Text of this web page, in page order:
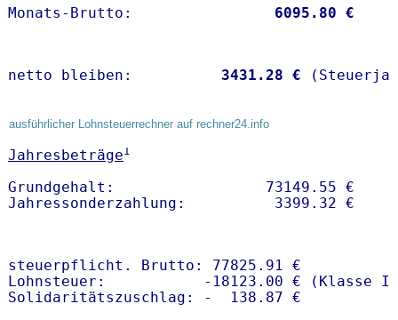
Monats-Brutto: 6095.80 €
netto bleiben: 3431.28 €
ausführlicher Lohnsteuerrechner auf rechner24.info
Jahresbeträge1
Grundgehalt:                 73149.55 €
steuerpflicht. Brutto: 77825.91 €
Lohnsteuer:           -18123.00 € (Klasse I)
Solidaritätszuschlag: -  138.87 €